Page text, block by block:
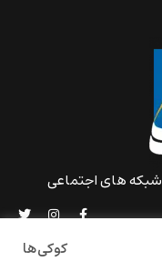
شبکه های اجتماعی
کوکی‌ها